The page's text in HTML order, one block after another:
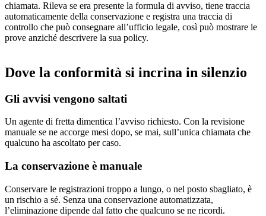
chiamata. Rileva se era presente la formula di avviso, tiene traccia
automaticamente della conservazione e registra una traccia di
controllo che può consegnare all’ufficio legale, così può mostrare le
prove anziché descrivere la sua policy.
Dove la conformità si incrina in silenzio
Gli avvisi vengono saltati
Un agente di fretta dimentica l’avviso richiesto. Con la revisione
manuale se ne accorge mesi dopo, se mai, sull’unica chiamata che
qualcuno ha ascoltato per caso.
La conservazione è manuale
Conservare le registrazioni troppo a lungo, o nel posto sbagliato, è
un rischio a sé. Senza una conservazione automatizzata,
l’eliminazione dipende dal fatto che qualcuno se ne ricordi.